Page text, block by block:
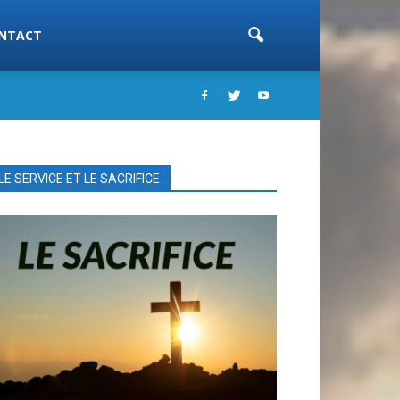
LE SERVICE ET LE SACRIFICE